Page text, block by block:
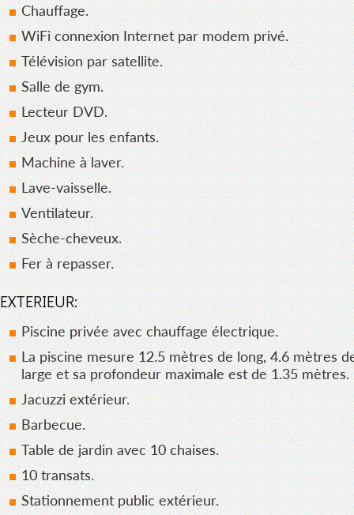
Chauffage.
WiFi connexion Internet par modem privé.
Télévision par satellite.
Salle de gym.
Lecteur DVD.
Jeux pour les enfants.
Machine à laver.
Lave-vaisselle.
Ventilateur.
Sèche-cheveux.
Fer à repasser.
EXTERIEUR:
Piscine privée avec chauffage électrique.
La piscine mesure 12.5 mètres de long, 4.6 mètres
large et sa profondeur maximale est de 1.35 mètres.
Jacuzzi extérieur.
Barbecue.
Table de jardin avec 10 chaises.
10 transats.
Stationnement public extérieur.